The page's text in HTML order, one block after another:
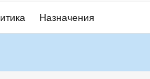
Назначения